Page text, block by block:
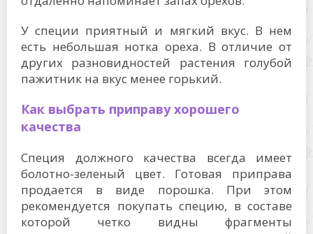
У специи приятный и мягкий вкус. В нем
есть небольшая нотка ореха. В отличие от
других разновидностей растения голубой
пажитник на вкус менее горький.
Как выбрать приправу хорошего
качества
Специя должного качества всегда имеет
болотно-зеленый цвет. Готовая приправа
продается в виде порошка. При этом
рекомендуется покупать специю, в составе
которой четко видны фрагменты